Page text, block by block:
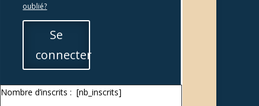
oublié?
Se
connecter
Nombre d’inscrits : [nb_inscrits]